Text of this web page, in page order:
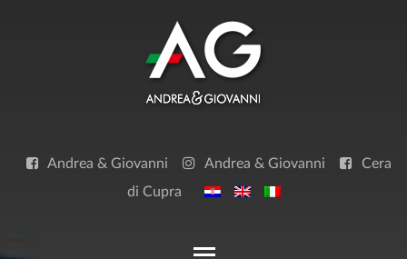
Andrea & Giovanni Andrea & Giovanni Cera
di Cupra